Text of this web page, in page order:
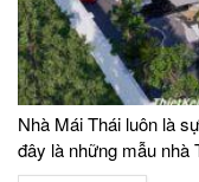
Nhà Mái Thái luôn là
đây là những mẫu nhà